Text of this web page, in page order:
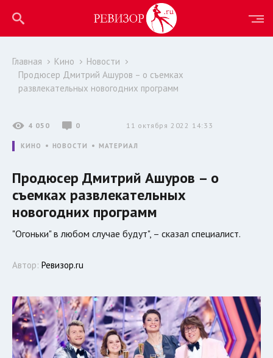
Главная Кино
Новости
Продюсер Дмитрий Ашуров – о съемках
развлекательных новогодних программ
4 050 0 11 октября 2022 14:33
КИНО НОВОСТИ МАТЕРИАЛ
Продюсер Дмитрий Ашуров – о
съемках развлекательных
новогодних программ
"Огоньки" в любом случае будут", – сказал специалист.
Автор: Ревизор.ru